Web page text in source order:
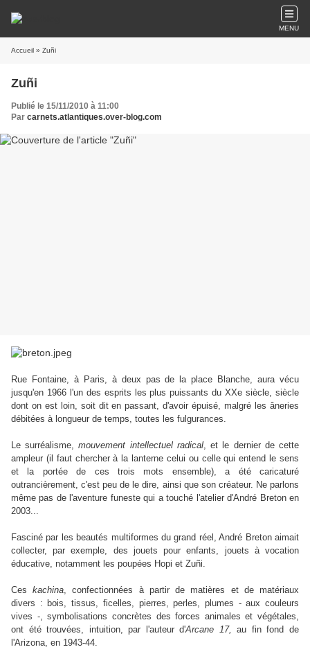
MENU
Accueil » Zuñi
Zuñi
Publié le 15/11/2010 à 11:00
Par carnets.atlantiques.over-blog.com
Rue Fontaine, à Paris, à deux pas de la place Blanche, aura vécu
jusqu'en 1966 l'un des esprits les plus puissants du XXe siècle, siècle
dont on est loin, soit dit en passant, d'avoir épuisé, malgré les âneries
débitées à longueur de temps, toutes les fulgurances.
Le surréalisme,mouvement intellectuel radical, et le dernier de cette
ampleur (il faut chercher à la lanterne celui ou celle qui entend le sens
et la portée de ces trois mots ensemble), a été caricaturé
outrancièrement, c'est peu de le dire, ainsi que son créateur. Ne parlons
même pas de l'aventure funeste qui a touché l'atelier d'André Breton en
2003...
Fasciné par les beautés multiformes du grand réel, André Breton aimait
collecter, par exemple, des jouets pour enfants, jouets à vocation
éducative, notamment les poupées Hopi et Zuñi.
Ceskachina, confectionnées à partir de matières et de matériaux
divers : bois, tissus, ficelles, pierres, perles, plumes - aux couleurs
vives -, symbolisations concrètes des forces animales et végétales,
ont été trouvées, intuition, par l'auteur d'Arcane 17, au fin fond de
l'Arizona, en 1943-44.